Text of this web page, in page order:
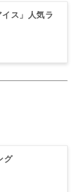
ス」人気ラ
グ